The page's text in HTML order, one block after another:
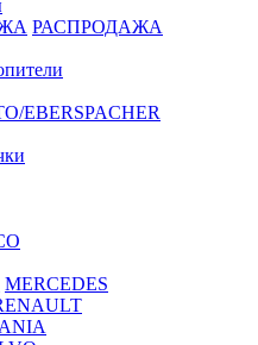
РАСПРОДАЖА
EBERSPACHER
MERCEDES